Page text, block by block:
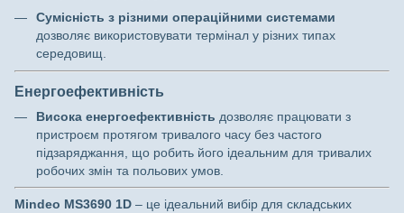
Сумісність з різними операційними системами
дозволяє використовувати термінал у різних типах
середовищ.
Енергоефективність
Висока енергоефективність дозволяє працювати з
пристроєм протягом тривалого часу без частого
підзаряджання, що робить його ідеальним для тривалих
робочих змін та польових умов.
Mindeo MS3690 1D – це ідеальний вибір для складських